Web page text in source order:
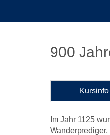
900
Kursinfo
Im Jahr 1125